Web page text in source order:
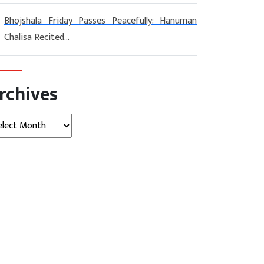
Bhojshala Friday Passes Peacefully: Hanuman
Chalisa Recited...